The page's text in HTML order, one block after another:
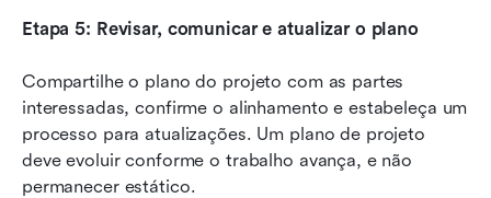
Etapa 5: Revisar, comunicar e atualizar o plano
Compartilhe o plano do projeto com as partes
interessadas, confirme o alinhamento e estabeleça um
processo para atualizações. Um plano de projeto
deve evoluir conforme o trabalho avança, e não
permanecer estático.